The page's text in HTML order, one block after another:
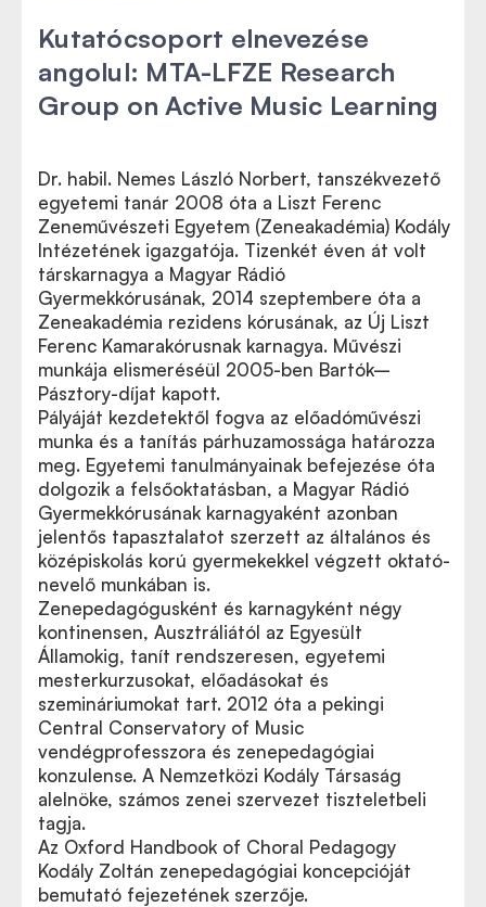
Az oldal tartalma jelnyelven
Kutatócsoport elnevezése
angolul: MTA-LFZE Research
Group on Active Music Learning
Dr. habil. Nemes László Norbert, tanszékvezető
egyetemi tanár 2008 óta a Liszt Ferenc
Zeneművészeti Egyetem (Zeneakadémia) Kodály
Intézetének igazgatója. Tizenkét éven át volt
társkarnagya a Magyar Rádió
Gyermekkórusának, 2014 szeptembere óta a
Zeneakadémia rezidens kórusának, az Új Liszt
Ferenc Kamarakórusnak karnagya. Művészi
munkája elismeréséül 2005-ben Bartók–
Pásztory-díjat kapott.
Pályáját kezdetektől fogva az előadóművészi
munka és a tanítás párhuzamossága határozza
meg. Egyetemi tanulmányainak befejezése óta
dolgozik a felsőoktatásban, a Magyar Rádió
Gyermekkórusának karnagyaként azonban
jelentős tapasztalatot szerzett az általános és
középiskolás korú gyermekekkel végzett oktató-
nevelő munkában is.
Zenepedagógusként és karnagyként négy
kontinensen, Ausztráliától az Egyesült
Államokig, tanít rendszeresen, egyetemi
mesterkurzusokat, előadásokat és
szemináriumokat tart. 2012 óta a pekingi
Central Conservatory of Music
vendégprofesszora és zenepedagógiai
konzulense. A Nemzetközi Kodály Társaság
alelnöke, számos zenei szervezet tiszteletbeli
tagja.
Az Oxford Handbook of Choral Pedagogy
Kodály Zoltán zenepedagógiai koncepcióját
bemutató fejezetének szerzője.